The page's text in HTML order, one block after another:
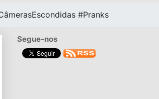
#Pranks
Segue-nos